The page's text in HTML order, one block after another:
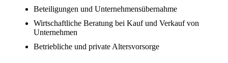
Beteiligungen und Unternehmensübernahme
Wirtschaftliche Beratung bei Kauf und Verkauf von
Unternehmen
Betriebliche und private Altersvorsorge